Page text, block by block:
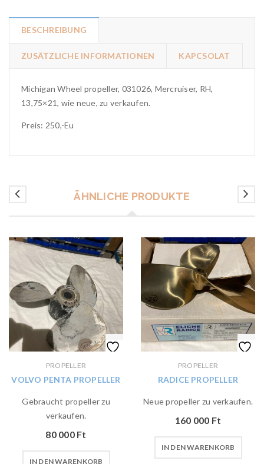
BESCHREIBUNG
ZUSÄTZLICHE INFORMATIONEN KAPCSOLAT
Michigan Wheel propeller, 031026, Mercruiser, RH,
13,75×21, wie neue, zu verkaufen.
Preis: 250,-Eu
ÄHNLICHE PRODUKTE
PROPELLER
VOLVO PENTA PROPELLER
Gebraucht propeller zu
verkaufen.
80 000 Ft
IN DEN WARENKORB
PROPELLER
RADICE PROPELLER
Neue propeller zu verkaufen.
160 000 Ft
IN DEN WARENKORB